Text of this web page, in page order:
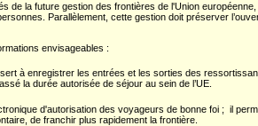
de la future gestion des frontières de l'Union
Parallèlement, cette gestion doit préserver
envisageables :
à enregistrer les entrées et les sorties des
la durée autorisée de séjour au sein de l’UE.
d'autorisation des voyageurs de bonne foi ; il
de franchir plus rapidement la frontière.